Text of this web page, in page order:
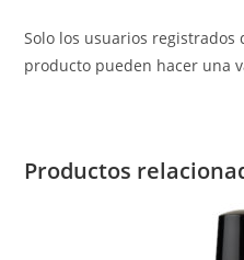
Solo los usuarios registrados
producto pueden hacer una
Productos